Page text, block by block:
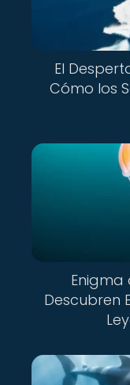
El
Cómo los
Enigma
Descubren